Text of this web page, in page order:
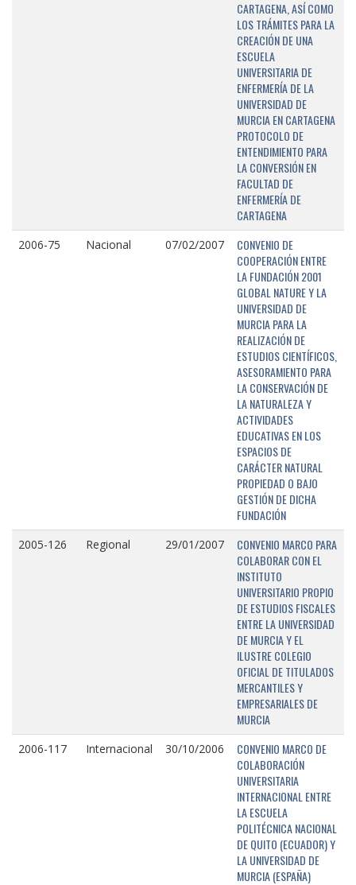
CARTAGENA, ASÍ COMO
LOS TRÁMITES PARA LA
CREACIÓN DE UNA
ESCUELA
UNIVERSITARIA DE
ENFERMERÍA DE LA
UNIVERSIDAD DE
MURCIA EN CARTAGENA
PROTOCOLO DE
ENTENDIMIENTO PARA
LA CONVERSIÓN EN
FACULTAD DE
ENFERMERÍA DE
CARTAGENA
2006-75 Nacional 07/02/2007
CONVENIO DE
COOPERACIÓN ENTRE
LA FUNDACIÓN 2001
GLOBAL NATURE Y LA
UNIVERSIDAD DE
MURCIA PARA LA
REALIZACIÓN DE
ESTUDIOS CIENTÍFICOS,
ASESORAMIENTO PARA
LA CONSERVACIÓN DE
LA NATURALEZA Y
ACTIVIDADES
EDUCATIVAS EN LOS
ESPACIOS DE
CARÁCTER NATURAL
PROPIEDAD O BAJO
GESTIÓN DE DICHA
FUNDACIÓN
2005-126 Regional 29/01/2007
CONVENIO MARCO PARA
COLABORAR CON EL
INSTITUTO
UNIVERSITARIO PROPIO
DE ESTUDIOS FISCALES
ENTRE LA UNIVERSIDAD
DE MURCIA Y EL
ILUSTRE COLEGIO
OFICIAL DE TITULADOS
MERCANTILES Y
EMPRESARIALES DE
MURCIA
2006-117 Internacional 30/10/2006
CONVENIO MARCO DE
COLABORACIÓN
UNIVERSITARIA
INTERNACIONAL ENTRE
LA ESCUELA
POLITÉCNICA NACIONAL
DE QUITO (ECUADOR) Y
LA UNIVERSIDAD DE
MURCIA (ESPAÑA)